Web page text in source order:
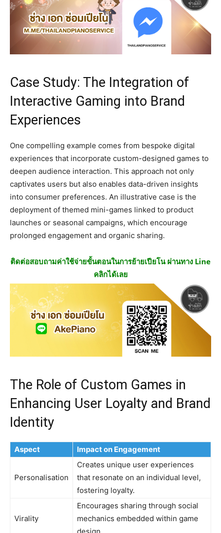
Case Study: The Integration of
Interactive Gaming into Brand
Experiences
One compelling example comes from bespoke digital
experiences that incorporate custom-designed games to
deepen audience interaction. This approach not only
captivates users but also enables data-driven insights
into consumer preferences. An illustrative case is the
deployment of themed mini-games linked to product
launches or seasonal campaigns, which encourage
prolonged engagement and organic sharing.
ติดต่อสอบถามค่าใช้จ่ายขั้นตอนในการย้ายเปียโน ผ่านทาง Line
คลิกได้เลย
The Role of Custom Games in
Enhancing User Loyalty and Brand
Identity
Aspect Impact on Engagement
Personalisation
Creates unique user experiences
that resonate on an individual level,
fostering loyalty.
Virality
Encourages sharing through social
mechanics embedded within game